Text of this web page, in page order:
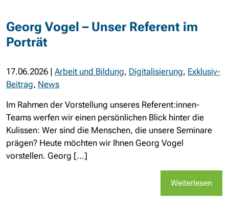
Georg Vogel – Unser Referent im
Porträt
17.06.2026 | Arbeit und Bildung, Digitalisierung, Exklusiv-
Beitrag, News
Im Rahmen der Vorstellung unseres Referent:innen-
Teams werfen wir einen persönlichen Blick hinter die
Kulissen: Wer sind die Menschen, die unsere Seminare
prägen? Heute möchten wir Ihnen Georg Vogel
vorstellen. Georg [...]
Weiterlesen